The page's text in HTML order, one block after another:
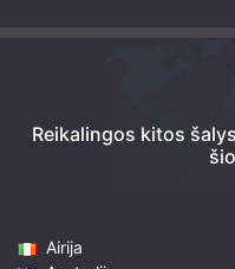
Reikalingos kitos
Airija